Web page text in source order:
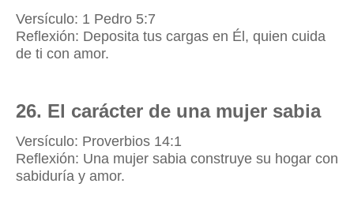
Versículo: 1 Pedro 5:7
Reflexión: Deposita tus cargas en Él, quien cuida
de ti con amor.
26. El carácter de una mujer sabia
Versículo: Proverbios 14:1
Reflexión: Una mujer sabia construye su hogar con
sabiduría y amor.